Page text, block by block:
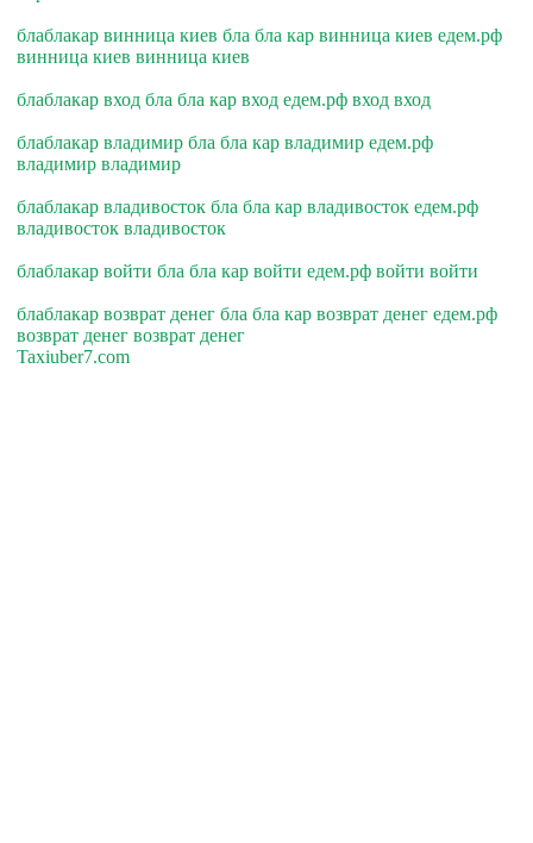
блаблакар винница киев бла бла кар винница киев едем.рф
винница киев винница киев
блаблакар вход бла бла кар вход едем.рф вход вход
блаблакар владимир бла бла кар владимир едем.рф
владимир владимир
блаблакар владивосток бла бла кар владивосток едем.рф
владивосток владивосток
блаблакар войти бла бла кар войти едем.рф войти войти
блаблакар возврат денег бла бла кар возврат денег едем.рф
возврат денег возврат денег
Taxiuber7.com